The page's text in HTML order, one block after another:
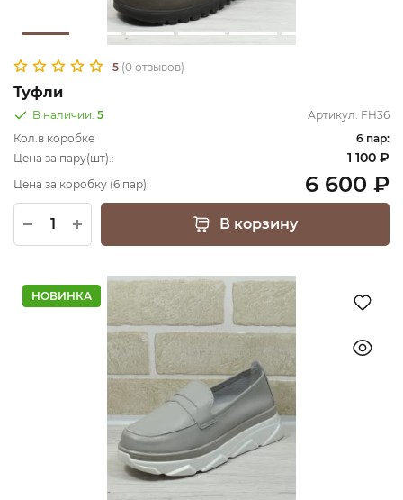
5 (0 отзывов)
Туфли
В наличии: 5 Артикул: FH36
Кол.в коробке
6 пар:
Цена за пару(шт).:
1 100 ₽
Цена за коробку (6 пар): 6 600 ₽
В корзину
НОВИНКА